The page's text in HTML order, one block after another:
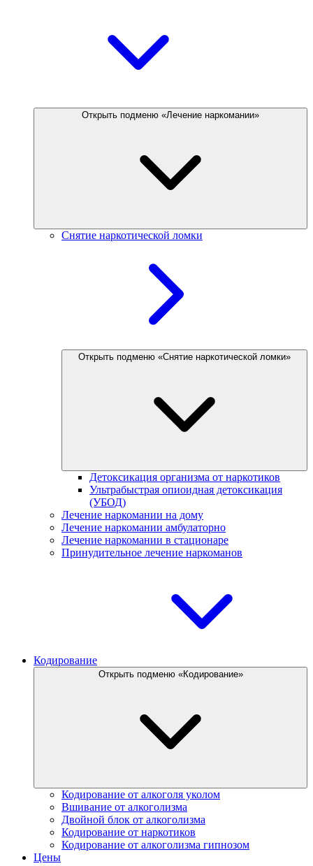
Открыть подменю «Лечение наркомании»
Снятие наркотической ломки
Открыть подменю «Снятие наркотической ломки»
Детоксикация организма от наркотиков
Ультрабыстрая опиоидная детоксикация
(УБОД)
Лечение наркомании на дому
Лечение наркомании амбулаторно
Лечение наркомании в стационаре
Принудительное лечение наркоманов
Кодирование
Открыть подменю «Кодирование»
Кодирование от алкоголя уколом
Вшивание от алкоголизма
Двойной блок от алкоголизма
Кодирование от наркотиков
Кодирование от алкоголизма гипнозом
Цены